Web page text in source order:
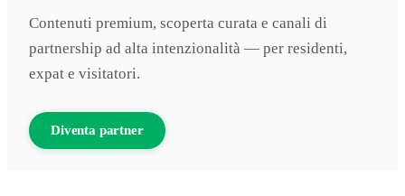
Contenuti premium, scoperta curata e canali di
partnership ad alta intenzionalità — per residenti,
expat e visitatori.
Diventa partner